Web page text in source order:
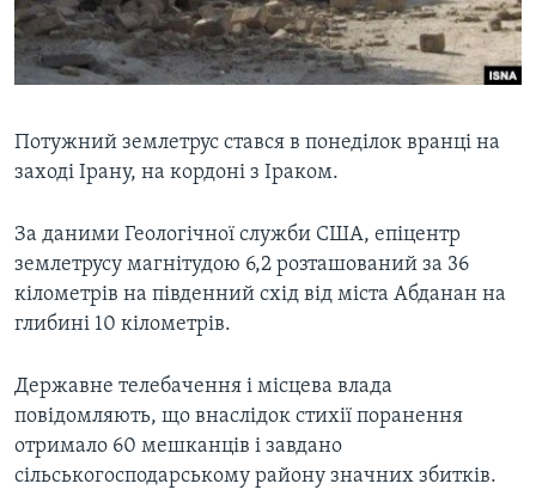
СУСПІЛЬСТВО
ЕКОНОМІКА
ТЕЛЕПРОГРАМИ
ЧАС-TIME
БРИФІНГ ГОЛОСУ АМЕРИКИ
СТУДІЯ ВАШИНГТОН
ПРАЙМ-ТАЙМ
ПОГЛЯД З ВАШИНГТОНА
ENGLISH
Learning English
Мови
Потужний землетрус стався в понеділок вранці на
заході Ірану, на кордоні з Іраком.
За даними Геологічної служби США, епіцентр
землетрусу магнітудою 6,2 розташований за 36
кілометрів на південний схід від міста Абданан на
глибині 10 кілометрів.
Державне телебачення і місцева влада
повідомляють, що внаслідок стихії поранення
отримало 60 мешканців і завдано
сільськогосподарському району значних збитків.